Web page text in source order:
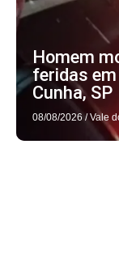
Homem
feridas
Cunha, SP
08/08/2026 / Vale